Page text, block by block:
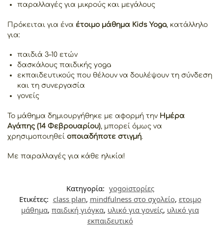
παραλλαγές για μικρούς και μεγάλους
Πρόκειται για ένα έτοιμο μάθημα Kids Yoga, κατάλληλο
για:
παιδιά 3–10 ετών
δασκάλους παιδικής yoga
εκπαιδευτικούς που θέλουν να δουλέψουν τη σύνδεση
και τη συνεργασία
γονείς
Το μάθημα δημιουργήθηκε με αφορμή την Ημέρα
Αγάπης (14 Φεβρουαρίου), μπορεί όμως να
χρησιμοποιηθεί οποιαδήποτε στιγμή.
Με παραλλαγές για κάθε ηλικία!
Κατηγορία: yogoiστορίες
Ετικέτες: class plan, mindfulness στο σχολείο, ετοιμο
μάθημα, παιδική γιόγκα, υλικό για γονείς, υλικό για
εκπαιδευτικό